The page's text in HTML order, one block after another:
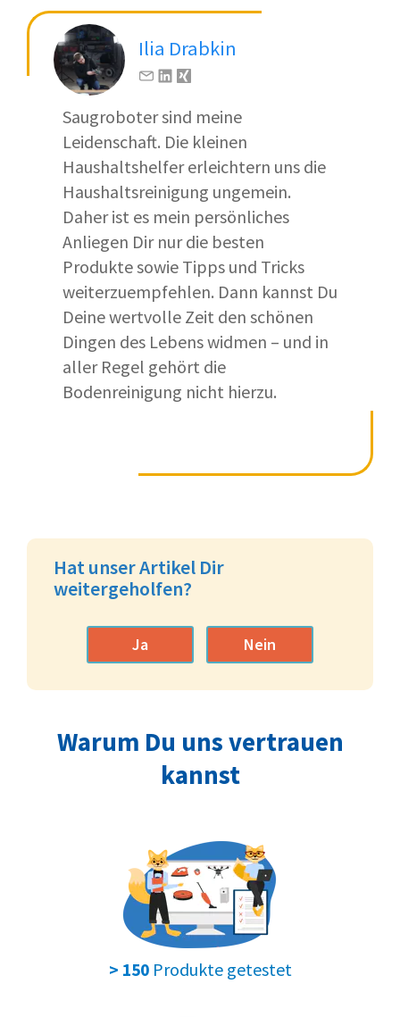
Ilia Drabkin
Saugroboter sind meine
Leidenschaft. Die kleinen
Haushaltshelfer erleichtern uns die
Haushaltsreinigung ungemein.
Daher ist es mein persönliches
Anliegen Dir nur die besten
Produkte sowie Tipps und Tricks
weiterzuempfehlen. Dann kannst Du
Deine wertvolle Zeit den schönen
Dingen des Lebens widmen – und in
aller Regel gehört die
Bodenreinigung nicht hierzu.
Hat unser Artikel Dir
weitergeholfen?
Ja Nein
Warum Du uns vertrauen
kannst
> 150Produkte getestet